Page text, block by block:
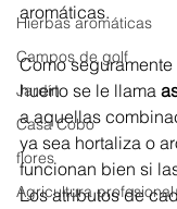
Hierbas aromáticas
Campos de golf
Jardín
Casa Cobo
flores
Agricultura profesional
aromáticas.
Como
huerto se le llama
a aquellas
ya sea hortaliza o
funcionan bien si
Los atributos de